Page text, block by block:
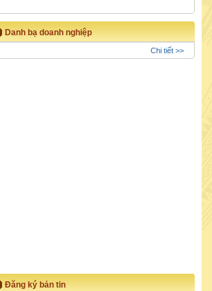
Danh bạ doanh nghiệp
Chi tiết >>
Đăng ký bản tin